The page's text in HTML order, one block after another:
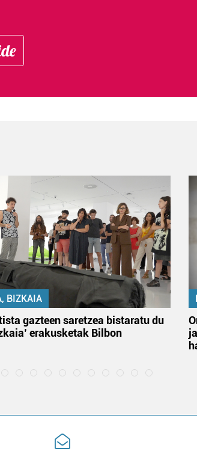
BIZKAIA
gazteen saretzea bistaratu du
erakusketak Bilbon